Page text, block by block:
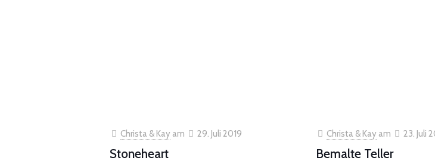
Christa & Kay am 29. Juli 2019
Stoneheart
Christa & Kay am 23. Juli
Bemalte Teller